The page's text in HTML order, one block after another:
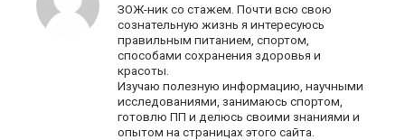
ЗОЖ-ник со стажем. Почти всю свою
сознательную жизнь я интересуюсь
правильным питанием, спортом,
способами сохранения здоровья и
красоты.
Изучаю полезную информацию, научными
исследованиями, занимаюсь спортом,
готовлю ПП и делюсь своими знаниями и
опытом на страницах этого сайта.